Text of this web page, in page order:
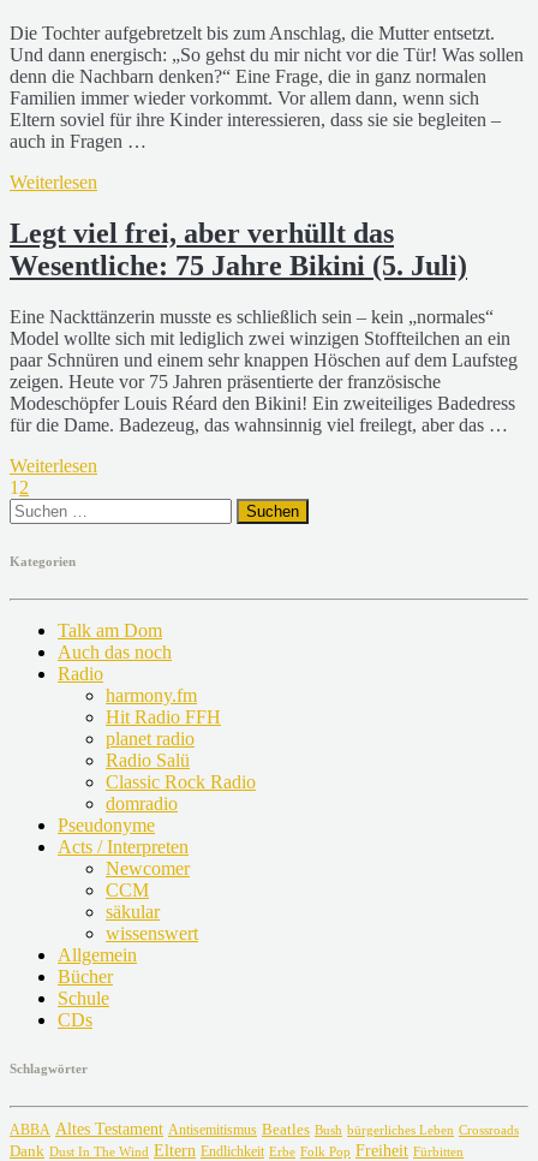
Die Tochter aufgebretzelt bis zum Anschlag, die Mutter entsetzt.
Und dann energisch: „So gehst du mir nicht vor die Tür! Was sollen
denn die Nachbarn denken?“ Eine Frage, die in ganz normalen
Familien immer wieder vorkommt. Vor allem dann, wenn sich
Eltern soviel für ihre Kinder interessieren, dass sie sie begleiten –
auch in Fragen …
Weiterlesen
Legt viel frei, aber verhüllt das
Wesentliche: 75 Jahre Bikini (5. Juli)
Eine Nackttänzerin musste es schließlich sein – kein „normales“
Model wollte sich mit lediglich zwei winzigen Stoffteilchen an ein
paar Schnüren und einem sehr knappen Höschen auf dem Laufsteg
zeigen. Heute vor 75 Jahren präsentierte der französische
Modeschöpfer Louis Réard den Bikini! Ein zweiteiliges Badedress
für die Dame. Badezeug, das wahnsinnig viel freilegt, aber das …
Weiterlesen
1 2
Suchen
nach:
Kategorien
Talk am Dom
Auch das noch
Radio
harmony.fm
Hit Radio FFH
planet radio
Radio Salü
Classic Rock Radio
domradio
Pseudonyme
Acts / Interpreten
Newcomer
CCM
säkular
wissenswert
Allgemein
Bücher
Schule
CDs
Schlagwörter
ABBA Altes Testament Antisemitismus Beatles Bush bürgerliches Leben Crossroads
Dank Dust In The Wind Eltern Endlichkeit Erbe Folk Pop Freiheit Fürbitten